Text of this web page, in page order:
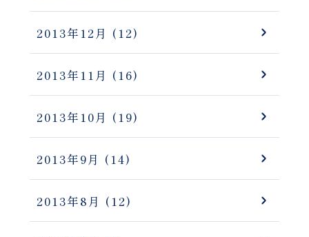
2013年12月 (12)
2013年11月 (16)
2013年10月 (19)
2013年9月 (14)
2013年8月 (12)